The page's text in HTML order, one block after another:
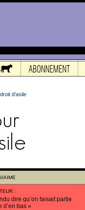
d’asile
:
dire qu’on faisait partie
d’en bas »